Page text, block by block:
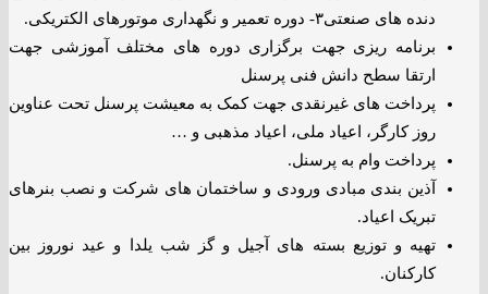
دنده های صنعتی۳- دوره تعمیر و نگهداری موتورهای الکتریکی.
برنامه ریزی جهت برگزاری دوره های مختلف آموزشی جهت
ارتقا سطح دانش فنی پرسنل
پرداخت های غیرنقدی جهت کمک به معیشت پرسنل تحت عناوین
روز کارگر، اعیاد ملی، اعیاد مذهبی و …
پرداخت وام به پرسنل.
آذین بندی مبادی ورودی و ساختمان های شرکت و نصب بنرهای
تبریک اعیاد.
تهیه و توزیع بسته های آجیل و گز شب یلدا و عید نوروز بین
کارکنان.